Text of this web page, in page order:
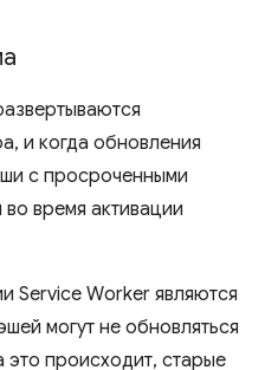
и когда обновления
с просроченными
время активации
Service Worker являются
могут не обновляться
это происходит, старые